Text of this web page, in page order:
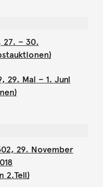
27. – 30.
29. Mai – 1. Juni
29. November
2.Teil)